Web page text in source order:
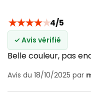
★★★★★4/5
✓ Avis vérifié
Belle couleur, pas
Avis du 18/10/2025 par